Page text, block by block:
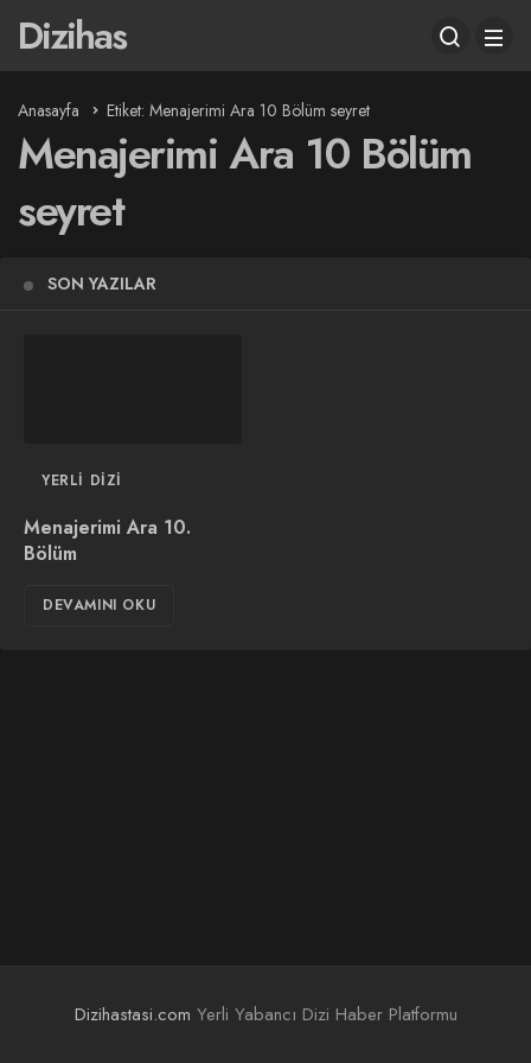
Dizihas
Anasayfa Etiket: Menajerimi Ara 10 Bölüm seyret
Menajerimi Ara 10 Bölüm
seyret
SON YAZILAR
YERLI DIZI
Menajerimi Ara 10.
Bölüm
DEVAMINI OKU
Dizihastasi.com Yerli Yabancı Dizi Haber Platformu